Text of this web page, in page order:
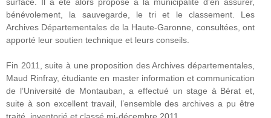
bénévolement, la sauvegarde, le tri et le classement. Les
Archives Départementales de la Haute-Garonne, consultées, ont
apporté leur soutien technique et leurs conseils.
Fin 2011, suite à une proposition des Archives départementales,
Maud Rinfray, étudiante en master information et communication
de l’Université de Montauban, a effectué un stage à Bérat et,
suite à son excellent travail, l’ensemble des archives a pu être